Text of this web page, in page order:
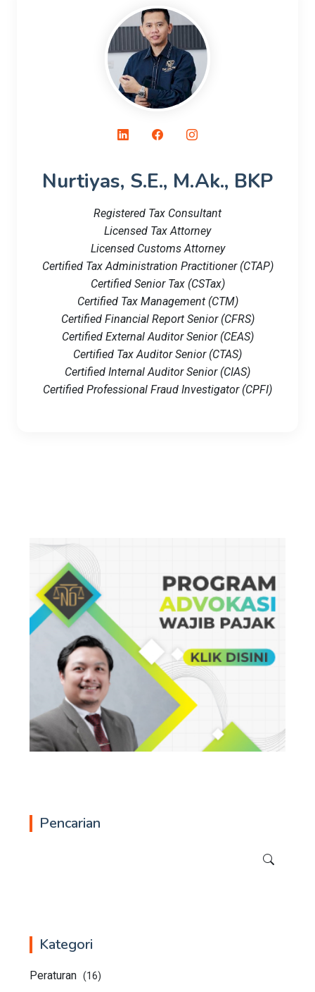
Nurtiyas, S.E., M.Ak., BKP
Registered Tax Consultant
Licensed Tax Attorney
Licensed Customs Attorney
Certified Tax Administration Practitioner (CTAP)
Certified Senior Tax (CSTax)
Certified Tax Management (CTM)
Certified Financial Report Senior (CFRS)
Certified External Auditor Senior (CEAS)
Certified Tax Auditor Senior (CTAS)
Certified Internal Auditor Senior (CIAS)
Certified Professional Fraud Investigator (CPFI)
Pencarian
Kategori
Peraturan (16)